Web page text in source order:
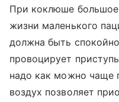
При коклюше
жизни маленького
должна быть
провоцирует
надо как можно чаще
воздух позволяет